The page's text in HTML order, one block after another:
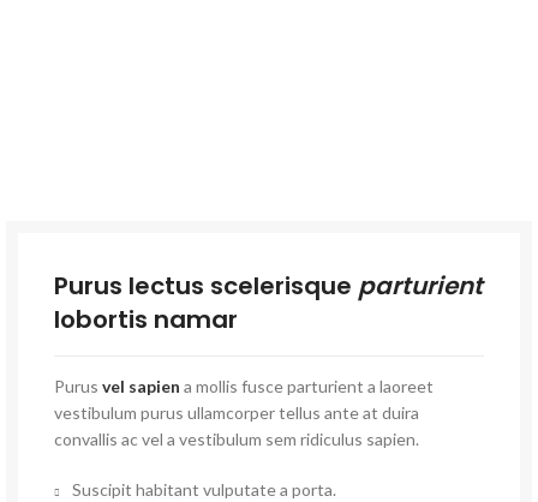
Purus lectus scelerisque parturient
lobortis namar
Purus vel sapien a mollis fusce parturient a laoreet
vestibulum purus ullamcorper tellus ante at duira
convallis ac vel a vestibulum sem ridiculus sapien.
Suscipit habitant vulputate a porta.